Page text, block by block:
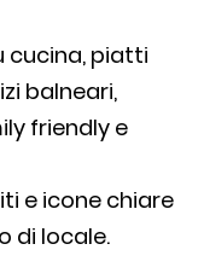
cucina, piatti
balneari,
friendly e
e icone chiare
di locale.